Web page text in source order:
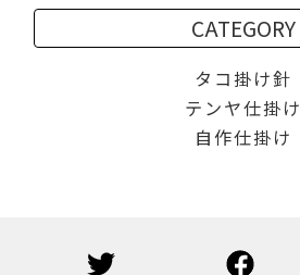
CATEGORY
タコ掛け針
テンヤ仕掛け
自作仕掛け